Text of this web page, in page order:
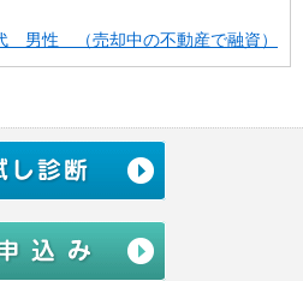
性 （売却中の不動産で融資）